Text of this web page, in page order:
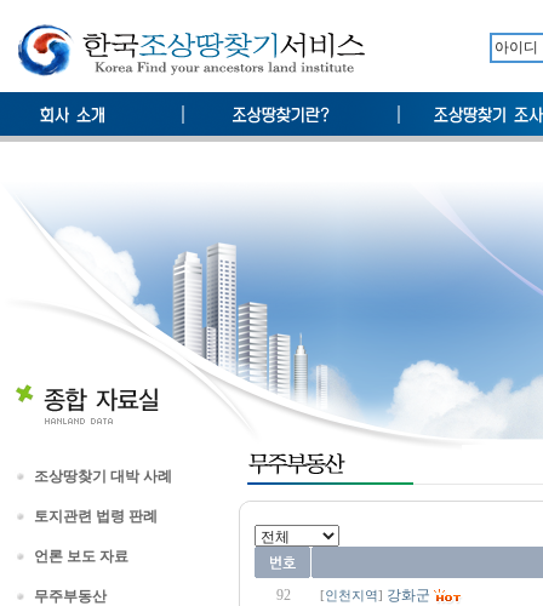
조상땅찾기 대박 사례
토지관련 법령 판례
언론 보도 자료
무주부동산 92 [인천지역] 강화군